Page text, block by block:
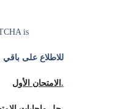
is
للاطلاع على باقي
الامتحان الأول.